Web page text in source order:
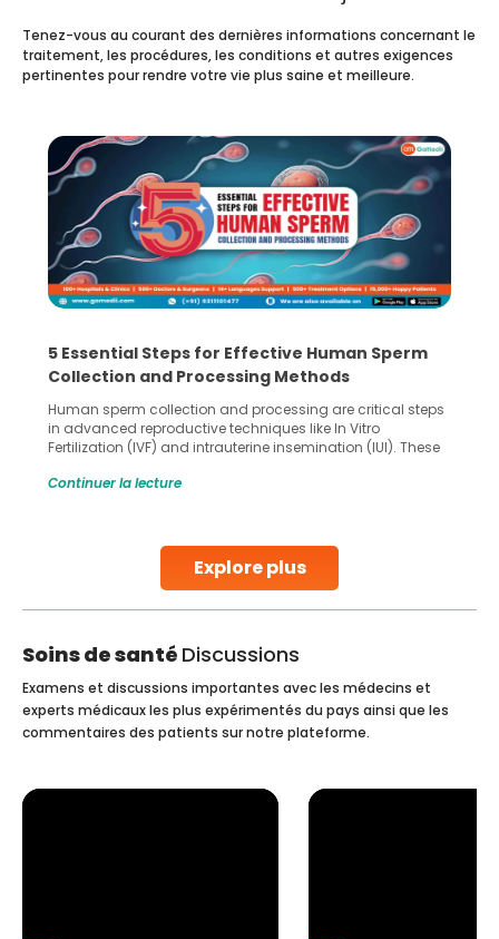
Explore plus
Tenez-vous au courant des dernières informations concernant le
traitement, les procédures, les conditions et autres exigences
pertinentes pour rendre votre vie plus saine et meilleure.
5 Essential Steps for Effective Human Sperm
Collection and Processing Methods
Human sperm collection and processing are critical steps
in advanced reproductive techniques like In Vitro
Fertilization (IVF) and intrauterine insemination (IUI). These
challenges and help couples achieve their dream of
collected, they process the
Continuer la lecture
Soins de santé Discussions
Examens et discussions importantes avec les médecins et
experts médicaux les plus expérimentés du pays ainsi que les
commentaires des patients sur notre plateforme.